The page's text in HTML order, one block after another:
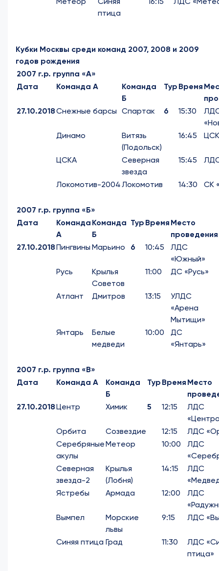
птица
Кубки Москвы среди команд 2007, 2008 и 2009
годов рождения
2007 г.р. группа «А»
Дата
Команда А
Команда
Б
Тур Время
27.10.2018Снежные барсы Спартак 6 15:30
Динамо
Витязь
(Подольск)
16:45
ЦСКА
Северная
звезда
15:45
Локомотив-2004Локомотив 14:30 СК
2007 г.р. группа «Б»
Дата
Команда
А
Команда
Б
Тур Время Место
проведения
27.10.2018Пингвины Марьино 6 10:45
ЛДС
«Южный»
Русь
Крылья
Советов
11:00 ДС «Русь»
Атлант Дмитров 13:15
УЛДС
«Арена
Мытищи»
Янтарь
Белые
медведи
10:00
ДС
«Янтарь»
2007 г.р. группа «В»
Дата
Команда А
Команда
Б
Тур Время Место
27.10.2018Центр Химик 5 12:15
ЛДС
Орбита
Созвездие 12:15
ЛДС
Серебряные
акулы
Метеор 10:00
ЛДС
Северная
звезда-2
Крылья
(Лобня)
14:15
ЛДС
Ястребы
Армада 12:00
ЛДС
Вымпел
Морские
львы
9:15 ЛДС
Синяя птица Град 11:30
ЛДС
птица»